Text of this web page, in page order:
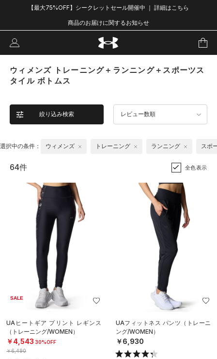
【最大75%OFF】シークレットセール開催中 ｜ 詳細はこちら
商品のお届けに関するお知らせ
ウィメンズ トレーニング＋ランニング＋スポーツス
タイル ボトムス
絞り込み検索 レビュー数順
選択中の条件： ウィメンズ トレーニング ランニング スポ
64件 全色表示
SALE
UAヒートギア プリント レギンス
（トレーニング/WOMEN）
￥4,543 30%OFF
￥6,490
UAフィットネス パンツ（トレーニ
ング/WOMEN）
￥6,930